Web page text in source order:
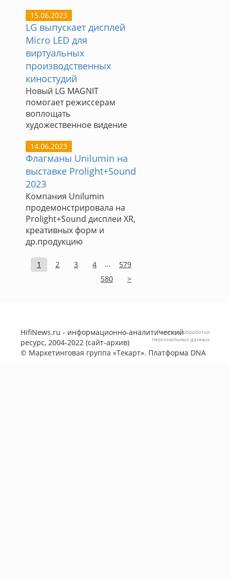
15.06.2023
LG выпускает дисплей
Micro LED для
виртуальных
производственных
киностудий
Новый LG MAGNIT
помогает режиссерам
воплощать
художественное видение
14.06.2023
Флагманы Unilumin на
выставке Prolight+Sound
2023
Компания Unilumin
продемонстрировала на
Prolight+Sound дисплеи XR,
креативных форм и
др.продукцию
1 2 3 4 ...
579
580
>
HifiNews.ru - информационно-аналитический
ресурс, 2004-2022 (сайт-архив)
© Маркетинговая группа «Текарт». Платформа DNA
Политика обработки
персональных данных